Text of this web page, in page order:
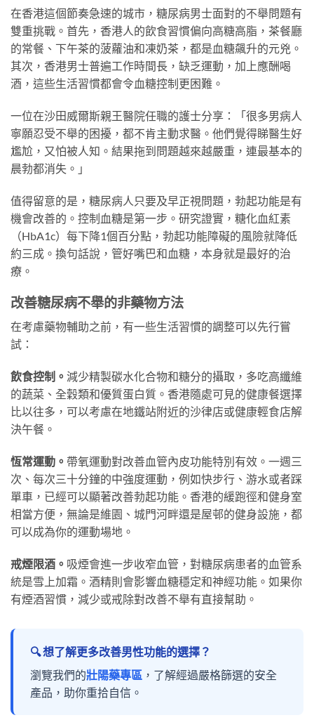
在香港這個節奏急速的城市，糖尿病男士面對的不舉問題有
雙重挑戰。首先，香港人的飲食習慣偏向高糖高脂，茶餐廳
的常餐、下午茶的菠蘿油和凍奶茶，都是血糖飆升的元兇。
其次，香港男士普遍工作時間長，缺乏運動，加上應酬喝
酒，這些生活習慣都會令血糖控制更困難。
一位在沙田威爾斯親王醫院任職的護士分享：「很多男病人
寧願忍受不舉的困擾，都不肯主動求醫。他們覺得睇醫生好
尷尬，又怕被人知。結果拖到問題越來越嚴重，連最基本的
晨勃都消失。」
值得留意的是，糖尿病人只要及早正視問題，勃起功能是有
機會改善的。控制血糖是第一步。研究證實，糖化血紅素
（HbA1c）每下降1個百分點，勃起功能障礙的風險就降低
約三成。換句話說，管好嘴巴和血糖，本身就是最好的治
療。
改善糖尿病不舉的非藥物方法
在考慮藥物輔助之前，有一些生活習慣的調整可以先行嘗
試：
飲食控制。 減少精製碳水化合物和糖分的攝取，多吃高纖維
的蔬菜、全穀類和優質蛋白質。香港隨處可見的健康餐選擇
比以往多，可以考慮在地鐵站附近的沙律店或健康輕食店解
決午餐。
恆常運動。 帶氧運動對改善血管內皮功能特別有效。一週三
次、每次三十分鐘的中強度運動，例如快步行、游水或者踩
單車，已經可以顯著改善勃起功能。香港的緩跑徑和健身室
相當方便，無論是維園、城門河畔還是屋邨的健身設施，都
可以成為你的運動場地。
戒煙限酒。 吸煙會進一步收窄血管，對糖尿病患者的血管系
統是雪上加霜。酒精則會影響血糖穩定和神經功能。如果你
有煙酒習慣，減少或戒除對改善不舉有直接幫助。
🔍 想了解更多改善男性功能的選擇？
瀏覽我們的壯陽藥專區 ，了解經過嚴格篩選的安全
產品，助你重拾自信。